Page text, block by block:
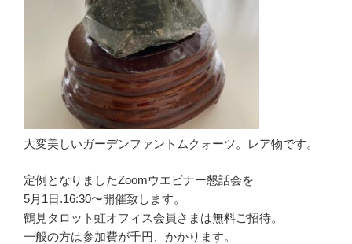
大変美しいガーデンファントムクォーツ。レア物です。
定例となりましたZoomウエビナー懇話会を
5月1日.16:30〜開催致します。
鶴見タロット虹オフィス会員さまは無料ご招待。
一般の方は参加費が千円、かかります。